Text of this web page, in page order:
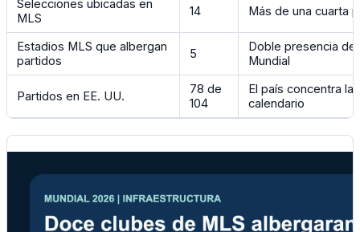
Selecciones ubicadas en
MLS
14 Más de una cuarta
Estadios MLS que albergan
partidos
5
Doble presencia de
Mundial
Partidos en EE. UU.
78 de
104
El país concentra la
calendario